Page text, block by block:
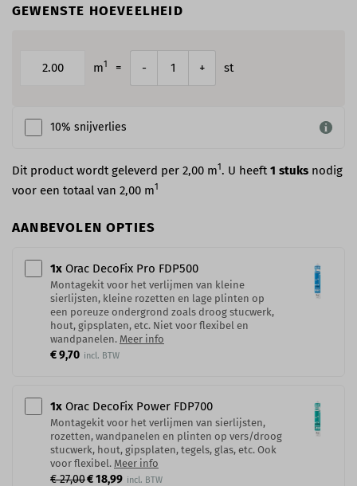
GEWENSTE HOEVEELHEID
m1 = - + st
10% snijverlies
Dit product wordt geleverd per 2,00 m1. U heeft1 stuks nodig
voor een totaal van 2,00 m1
AANBEVOLEN OPTIES
1x Orac DecoFix Pro​ FDP500
Montagekit voor het verlijmen van kleine
sierlijsten, kleine rozetten en lage plinten op
een poreuze ondergrond zoals droog stucwerk,
hout, gipsplaten, etc. Niet voor flexibel en
wandpanelen. Meer info
€ 9,70
1x Orac DecoFix Power​ FDP700
Montagekit voor het verlijmen van sierlijsten,
rozetten, wandpanelen en plinten op vers/droog
stucwerk, hout, gipsplaten, tegels, glas, etc. Ook
voor flexibel. Meer info
€ 27,00€ 18,99